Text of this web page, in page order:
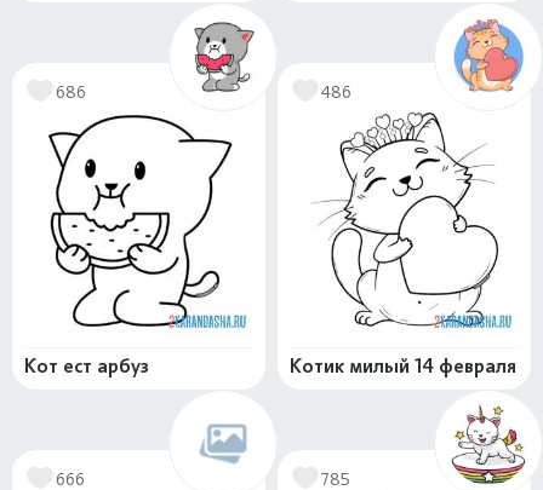
686
Кот ест арбуз
486
Котик милый 14 февраля
666 785